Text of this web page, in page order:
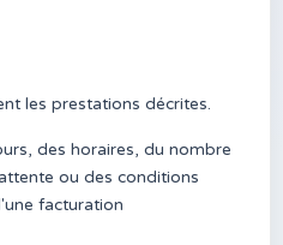
les prestations décrites.
des horaires, du nombre
ou des conditions
facturation